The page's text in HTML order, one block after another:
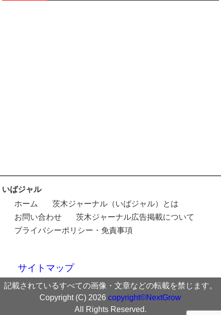
いばジャル
ホーム
茨木ジャーナル（いばジャル）とは
お問い合わせ
茨木ジャーナル広告掲載について
プライバシーポリシー・免責事項
サイトマップ
記載されているすべての画像・文章などの転載を禁じます。
Copyright (C) 2026copyright©NextGrow
All Rights Reserved.